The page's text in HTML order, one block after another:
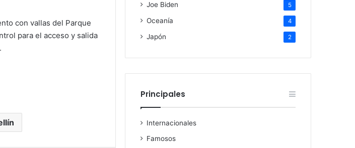
con vallas del Parque
para el acceso y salida
Joe Biden 5
Oceanía 4
Japón 2
Principales
Internacionales
Famosos